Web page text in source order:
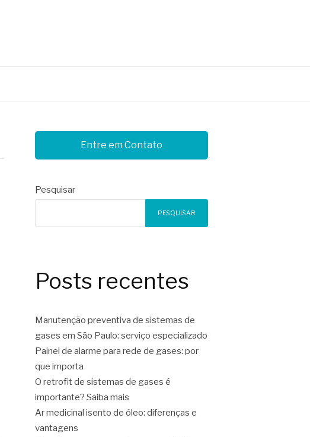
Entre em Contato
Pesquisar
PESQUISAR
Posts recentes
Manutenção preventiva de sistemas de
gases em São Paulo: serviço especializado
Painel de alarme para rede de gases: por
que importa
O retrofit de sistemas de gases é
importante? Saiba mais
Ar medicinal isento de óleo: diferenças e
vantagens